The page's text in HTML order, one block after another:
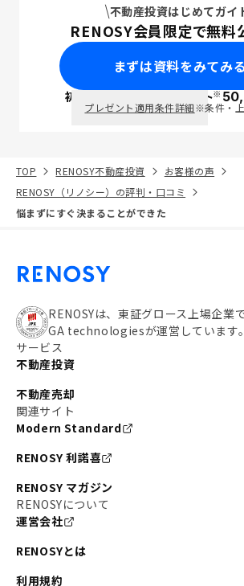
不動産投資はじめてガイ
RENOSY会員限定で無料
まずは資料をみてみる
初回面談で ポイント※
プレゼント適用条件詳細※条件・
TOP RENOSY不動産投資
お客様の声
RENOSY（リノシー）の評判・口コミ
悩まずにすぐ決まることができた
RENOSYは、東証グロース上場企業
GA technologiesが運営しています。
サービス
不動産投資
不動産売却
関連サイト
Modern Standard
RENOSY 利諾喜
RENOSY マガジン
RENOSYについて
運営会社
RENOSYとは
利用規約